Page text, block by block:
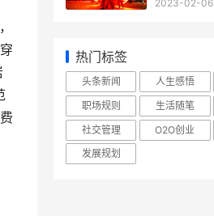
2023-02-06
热门标签
头条新闻 人生感悟
职场规则
生活随笔
社交管理
O2O创业
发展规划